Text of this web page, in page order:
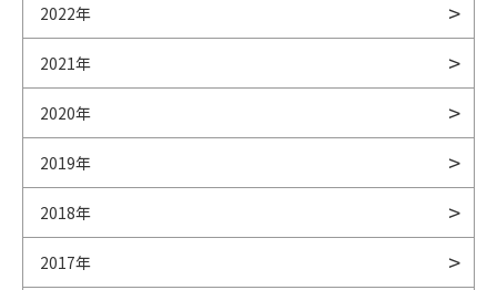
2022年
2021年
2020年
2019年
2018年
2017年